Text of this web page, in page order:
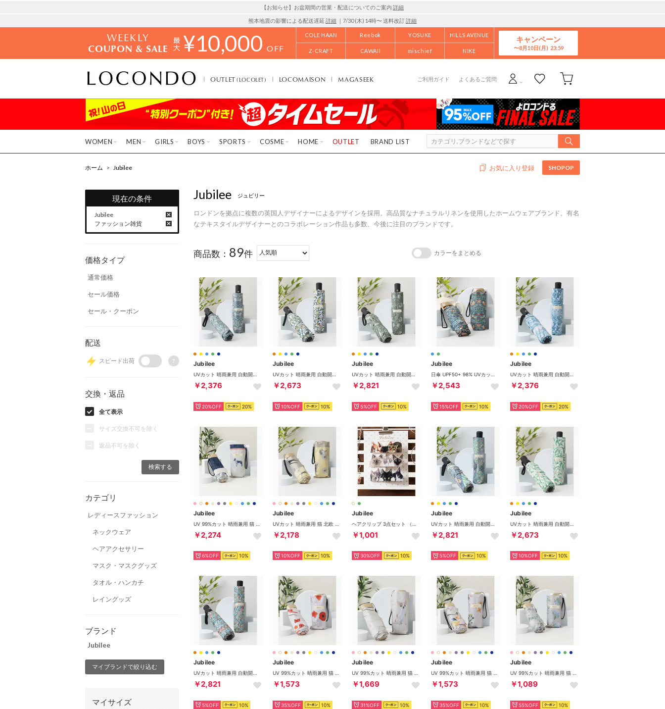
【お知らせ】お盆期間の営業・配送についてのご案内 詳細
熊本地震の影響による配送遅延 詳細 ｜7/30 (木) 14時〜 送料改訂詳細
WEEKLY
COUPON & SALE ¥10,000 OFF
COLE HAAN Reebok YOSUKE HILLS AVENUE
Z-CRAFT CAWAII mischief NIKE
キャンペーン
8月10日(月)
OUTLET(LOCOLET) LOCOMAISON MAGASEEK ご利用ガイド よくあるご質問
WOMEN MEN GIRLS BOYS SPORTS COSME HOME OUTLET BRAND LIST
ホーム > Jubilee お気に入り登録 SHOPOP
現在の条件
Jubilee
ファッション雑貨
価格タイプ
通常価格
セール価格
セール・クーポン
配送
スピード出荷 ?
交換・返品
全て表示
サイズ交換不可を除く
返品不可を除く
カテゴリ
レディースファッション
ネックウェア
ヘアアクセサリー
マスク・マスクグッズ
タオル・ハンカチ
レイングッズ
ブランド
Jubilee
マイブランドで絞り込む
マイサイズ
Jubilee ジュビリー
ロンドンを拠点に複数の英国人デザイナーによるデザインを採用。高品質なナチュラルリネンを使用したホームウェアブランド。有名
なテキスタイルデザイナーとのコラボレーション作品も多数、今後に注目のブランドです。
商品数： 89件 カラーをまとめる
Jubilee
￥2,376
20%OFF 20%
Jubilee
￥2,673
10%OFF 10%
Jubilee
￥2,821
5%OFF 10%
Jubilee
￥2,543
15%OFF 10%
Jubilee
￥2,376
20%OFF 20%
Jubilee
￥2,274
6%OFF 10%
Jubilee
￥2,178
10%OFF 10%
Jubilee
￥1,001
30%OFF 10%
Jubilee
￥2,821
5%OFF 10%
Jubilee
￥2,673
10%OFF 10%
Jubilee
￥2,821
5%OFF 10%
Jubilee
￥1,573
35%OFF 10%
Jubilee
￥1,669
31%OFF 10%
Jubilee
￥1,573
35%OFF 10%
Jubilee
￥1,089
55%OFF 10%